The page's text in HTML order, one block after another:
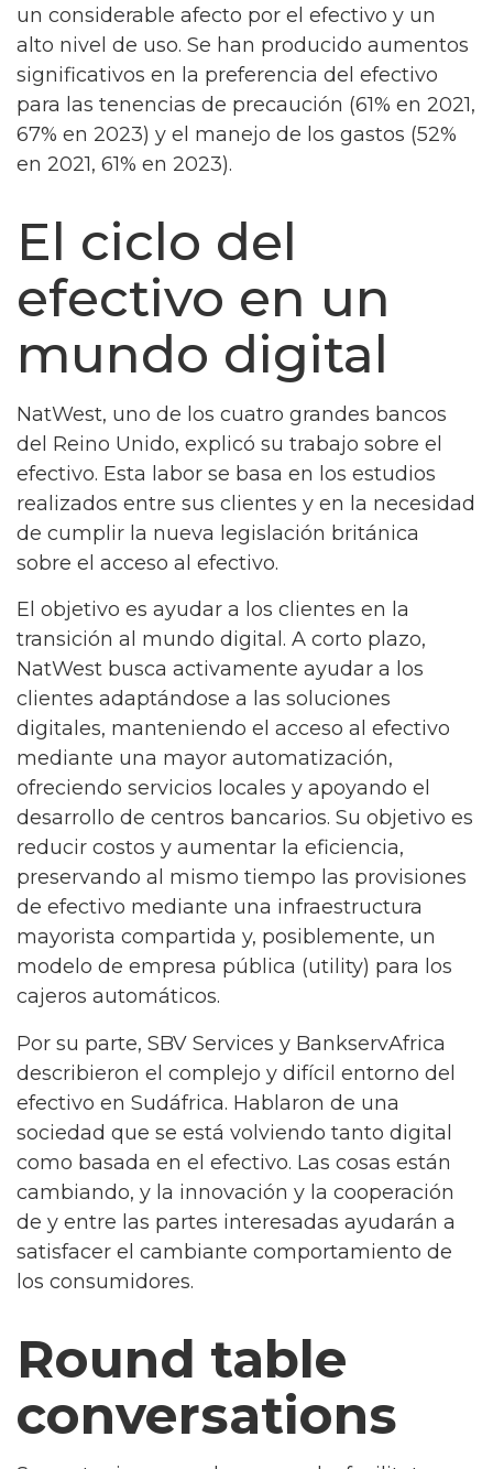
un considerable afecto por el efectivo y un
alto nivel de uso. Se han producido aumentos
significativos en la preferencia del efectivo
para las tenencias de precaución (61% en 2021,
67% en 2023) y el manejo de los gastos (52%
en 2021, 61% en 2023).
El ciclo del
efectivo en un
mundo digital
NatWest, uno de los cuatro grandes bancos
del Reino Unido, explicó su trabajo sobre el
efectivo. Esta labor se basa en los estudios
realizados entre sus clientes y en la necesidad
de cumplir la nueva legislación británica
sobre el acceso al efectivo.
El objetivo es ayudar a los clientes en la
transición al mundo digital. A corto plazo,
NatWest busca activamente ayudar a los
clientes adaptándose a las soluciones
digitales, manteniendo el acceso al efectivo
mediante una mayor automatización,
ofreciendo servicios locales y apoyando el
desarrollo de centros bancarios. Su objetivo es
reducir costos y aumentar la eficiencia,
preservando al mismo tiempo las provisiones
de efectivo mediante una infraestructura
mayorista compartida y, posiblemente, un
modelo de empresa pública (utility) para los
cajeros automáticos.
Por su parte, SBV Services y BankservAfrica
describieron el complejo y difícil entorno del
efectivo en Sudáfrica. Hablaron de una
sociedad que se está volviendo tanto digital
como basada en el efectivo. Las cosas están
cambiando, y la innovación y la cooperación
de y entre las partes interesadas ayudarán a
satisfacer el cambiante comportamiento de
los consumidores.
Round table
conversations